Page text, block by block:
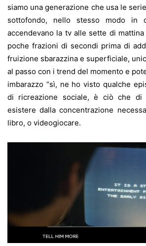
siamo una generazione che usa le
sottofondo, nello stesso modo in
accendevano la tv alle sette di
poche frazioni di secondi prima di
fruizione sbarazzina e superficiale,
al passo con i trend del momento e
imbarazzo “sì, ne ho visto qualche
di ricreazione sociale, è ciò che di
esistere dalla concentrazione
libro, o videogiocare.